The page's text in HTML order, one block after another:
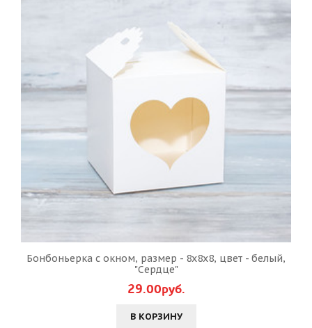
Бонбоньерка с окном, размер - 8х8х8, цвет - белый,
"Сердце"
29.00руб.
В КОРЗИНУ